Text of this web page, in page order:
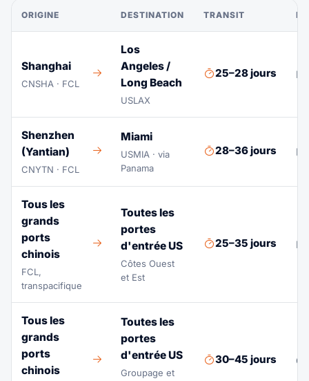
ORIGINE DESTINATION TRANSIT
Shanghai
CNSHA · FCL
Los
Angeles /
Long Beach
USLAX
25–28 jours
Shenzhen
(Yantian)
CNYTN · FCL
Miami
USMIA · via
Panama
28–36 jours
Tous les
grands
ports
chinois
FCL,
transpacifique
Toutes les
portes
d'entrée US
Côtes Ouest
et Est
25–35 jours
Tous les
grands
ports
chinois
Toutes les
portes
d'entrée US
Groupage et
30–45 jours